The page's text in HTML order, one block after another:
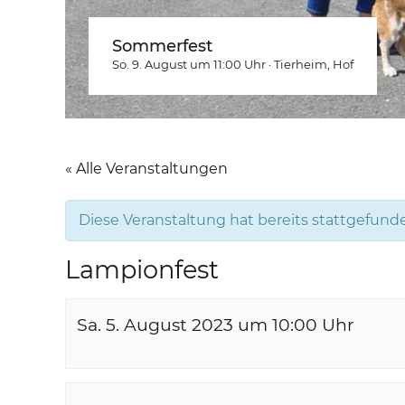
Sommerfest
So. 9. August um 11:00 Uhr ·Tierheim , Hof
« Alle Veranstaltungen
Diese Veranstaltung hat bereits
Lampionfest
Sa. 5. August 2023 um 10:00 Uhr